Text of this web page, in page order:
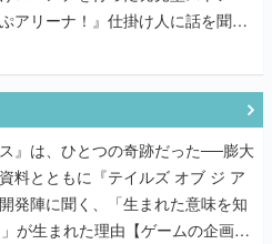
ぷアリーナ！』仕掛け人に話を聞い
ス』は、ひとつの奇跡だった──膨大
料とともに『テイルズ オブ ジ ア
発陣に聞く、「生まれた意味を知
が生まれた理由【ゲームの企画